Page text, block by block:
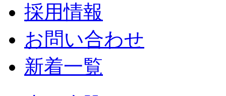
採用情報
お問い合わせ
新着一覧